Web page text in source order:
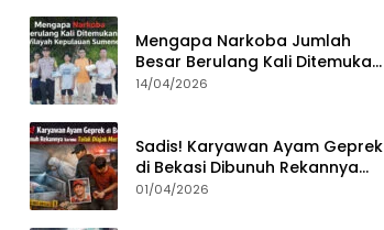
Mengapa Narkoba Jumlah
Besar Berulang Kali Ditemukan
di Wilayah Kepulauan
14/04/2026
Sadis! Karyawan Ayam Geprek
di Bekasi Dibunuh Rekannya
karena Tolak Diajak Merampok
01/04/2026